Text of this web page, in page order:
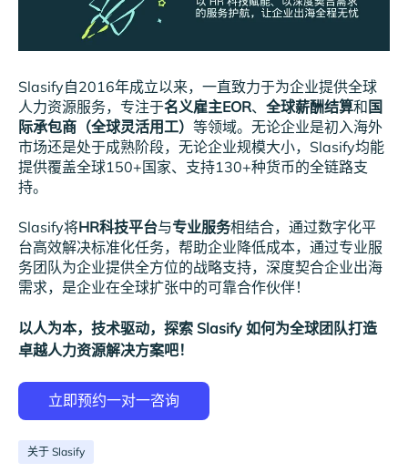
Slasify自2016年成立以来，一直致力于为企业提供全球
人力资源服务，专注于名义雇主EOR、 全球薪酬结算和国
际承包商（全球灵活用工） 等领域。无论企业是初入海外
市场还是处于成熟阶段，无论企业规模大小，Slasify均能
提供覆盖全球150+国家、支持130+种货币的全链路支
持。
Slasify将HR科技平台与专业服务相结合，通过数字化平
台高效解决标准化任务，帮助企业降低成本，通过专业服
务团队为企业提供全方位的战略支持，深度契合企业出海
需求，是企业在全球扩张中的可靠合作伙伴！
以人为本，技术驱动，探索 Slasify 如何为全球团队打造
卓越人力资源解决方案吧！
关于 Slasify